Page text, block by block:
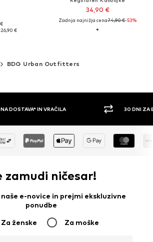
26,90 €
34,90 €
Zadnja najnižja cena74,90 €-53%
BDG Urban Outfitters
BREZPLAČNO VRAČILO PLAČILO Z
zamudi ničesar!
naše e-novice in prejmi ekskluzivne
ponudbe
Za ženske Za moške